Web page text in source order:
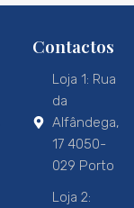
Contactos
Loja 1: Rua
da
Alfândega,
17 4050-
029 Porto
Loja 2: